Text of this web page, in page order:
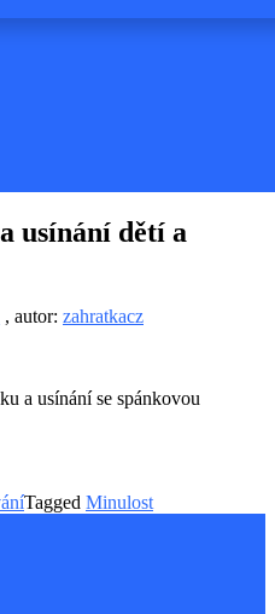
usínání dětí a
, autor: zahratkacz
a usínání se spánkovou
Tagged Minulost